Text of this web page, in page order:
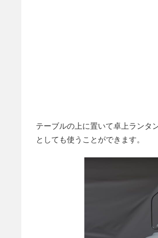
テーブルの上に置いて卓上ランタ
としても使うことができます。